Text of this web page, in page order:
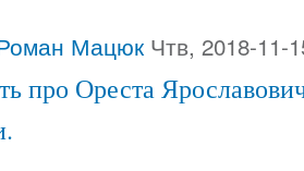
Мацюк Чтв, 2018-11-
про Ореста